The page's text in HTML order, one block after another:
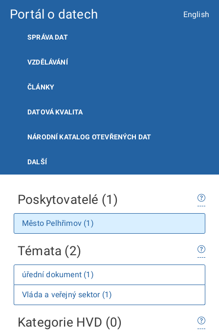
Portál o datech English
SPRÁVA DAT
VZDĚLÁVÁNÍ
ČLÁNKY
DATOVÁ KVALITA
NÁRODNÍ KATALOG OTEVŘENÝCH DAT
DALŠÍ
Poskytovatelé (1)
Město Pelhřimov (1)
Témata (2)
úřední dokument (1)
Vláda a veřejný sektor (1)
Kategorie HVD (0)